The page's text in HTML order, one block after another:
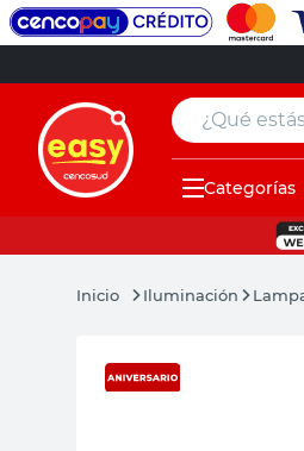
¿Qué estás
Categorías
Iluminación
muebles